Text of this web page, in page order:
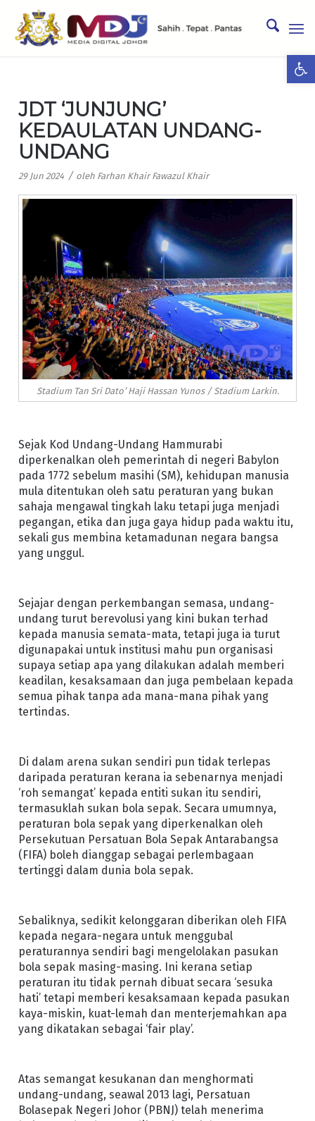
JDT ‘JUNJUNG’
KEDAULATAN UNDANG-
UNDANG
29 Jun 2024 / oleh Farhan Khair Fawazul Khair
Stadium Tan Sri Dato’ Haji Hassan Yunos / Stadium Larkin.
Sejak Kod Undang-Undang Hammurabi
diperkenalkan oleh pemerintah di negeri Babylon
pada 1772 sebelum masihi (SM), kehidupan manusia
mula ditentukan oleh satu peraturan yang bukan
sahaja mengawal tingkah laku tetapi juga menjadi
pegangan, etika dan juga gaya hidup pada waktu itu,
sekali gus membina ketamadunan negara bangsa
yang unggul.
Sejajar dengan perkembangan semasa, undang-
undang turut berevolusi yang kini bukan terhad
kepada manusia semata-mata, tetapi juga ia turut
digunapakai untuk institusi mahu pun organisasi
supaya setiap apa yang dilakukan adalah memberi
keadilan, kesaksamaan dan juga pembelaan kepada
semua pihak tanpa ada mana-mana pihak yang
tertindas.
Di dalam arena sukan sendiri pun tidak terlepas
daripada peraturan kerana ia sebenarnya menjadi
‘roh semangat’ kepada entiti sukan itu sendiri,
termasuklah sukan bola sepak. Secara umumnya,
peraturan bola sepak yang diperkenalkan oleh
Persekutuan Persatuan Bola Sepak Antarabangsa
(FIFA) boleh dianggap sebagai perlembagaan
tertinggi dalam dunia bola sepak.
Sebaliknya, sedikit kelonggaran diberikan oleh FIFA
kepada negara-negara untuk menggubal
peraturannya sendiri bagi mengelolakan pasukan
bola sepak masing-masing. Ini kerana setiap
peraturan itu tidak pernah dibuat secara ‘sesuka
hati’ tetapi memberi kesaksamaan kepada pasukan
kaya-miskin, kuat-lemah dan menterjemahkan apa
yang dikatakan sebagai ‘fair play’.
Atas semangat kesukanan dan menghormati
undang-undang, seawal 2013 lagi, Persatuan
Bolasepak Negeri Johor (PBNJ) telah menerima